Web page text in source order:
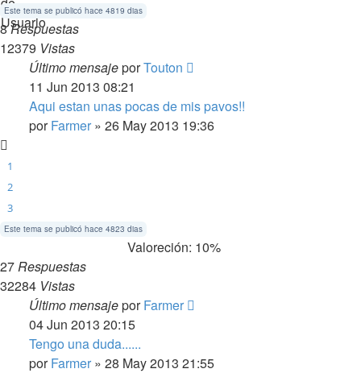
Este tema se publicó hace 4819 dias
8Respuestas
12379 Vistas
Último mensajeporTouton
11 Jun 2013 08:21
Aqui estan unas pocas de mis pavos!!
porFarmer » 26 May 2013 19:36
1
2
3
Este tema se publicó hace 4823 dias
Valoreción: 10%
27Respuestas
32284 Vistas
Último mensajeporFarmer
04 Jun 2013 20:15
Tengo una duda......
porFarmer » 28 May 2013 21:55